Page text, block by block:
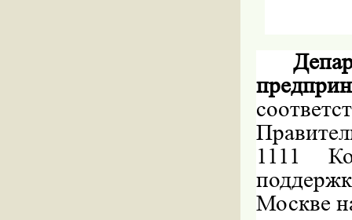
1111
Москве